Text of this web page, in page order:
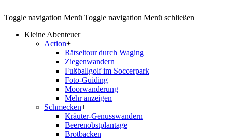
Toggle navigation Menü Toggle navigation Menü schließen
Kleine Abenteuer
Action+
Rätseltour durch Waging
Ziegenwandern
Fußballgolf im Soccerpark
Foto-Guiding
Moorwanderung
Mehr anzeigen
Schmecken+
Kräuter-Genusswandern
Beerenobstplantage
Brotbacken